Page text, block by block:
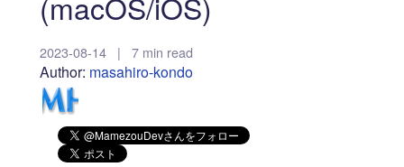
2023-08-14 | 7 min read
Author: masahiro-kondo